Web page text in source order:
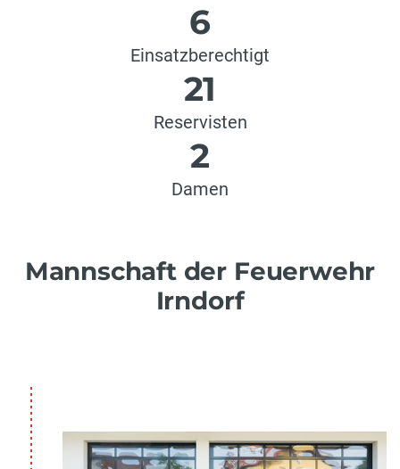
6
Einsatzberechtigt
21
Reservisten
2
Damen
Mannschaft der Feuerwehr
Irndorf